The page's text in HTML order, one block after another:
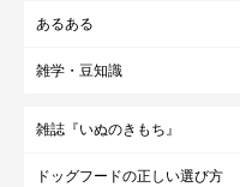
あるある
雑学・豆知識
雑誌『いぬのきもち』
ドッグフードの正しい選び方